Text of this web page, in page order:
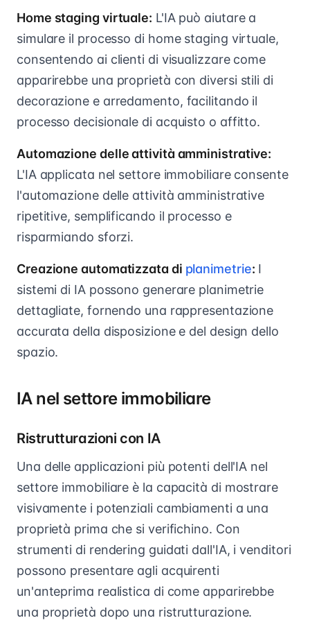
Home staging virtuale: L'IA può aiutare a
simulare il processo di home staging virtuale,
consentendo ai clienti di visualizzare come
apparirebbe una proprietà con diversi stili di
decorazione e arredamento, facilitando il
processo decisionale di acquisto o affitto.
Automazione delle attività amministrative:
L'IA applicata nel settore immobiliare consente
l'automazione delle attività amministrative
ripetitive, semplificando il processo e
risparmiando sforzi.
Creazione automatizzata di planimetrie: I
sistemi di IA possono generare planimetrie
dettagliate, fornendo una rappresentazione
accurata della disposizione e del design dello
spazio.
IA nel settore immobiliare
Ristrutturazioni con IA
Una delle applicazioni più potenti dell'IA nel
settore immobiliare è la capacità di mostrare
visivamente i potenziali cambiamenti a una
proprietà prima che si verifichino. Con
strumenti di rendering guidati dall'IA, i venditori
possono presentare agli acquirenti
un'anteprima realistica di come apparirebbe
una proprietà dopo una ristrutturazione.